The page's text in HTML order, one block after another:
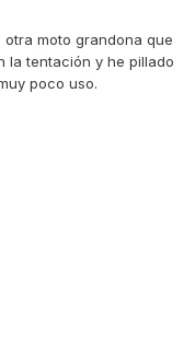
moto grandona que
la tentación y he pillado
poco uso.